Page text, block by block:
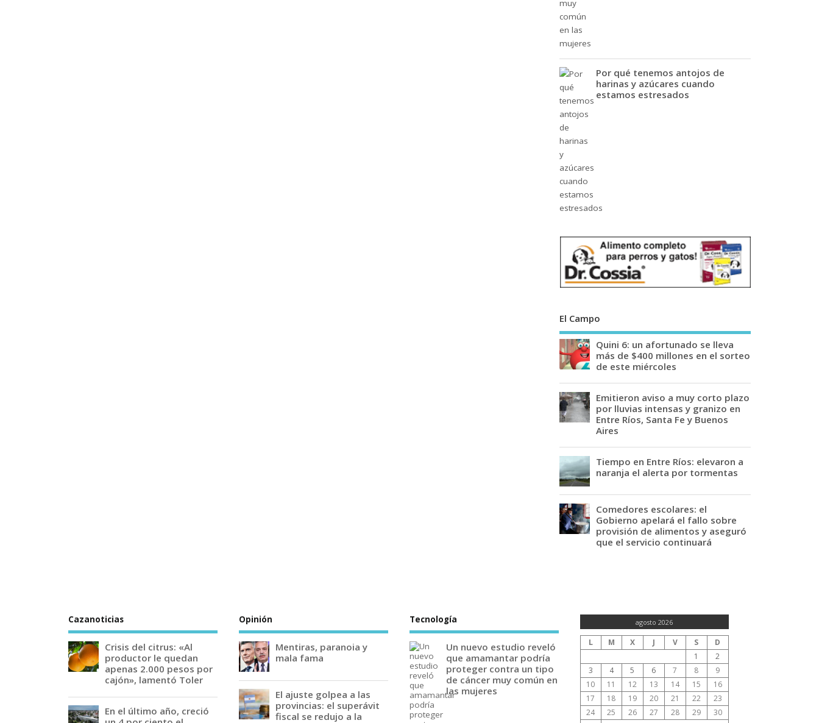
Por qué tenemos antojos de
harinas y azúcares cuando
estamos estresados
El Campo
Quini 6: un afortunado se lleva
más de $400 millones en el sorteo
de este miércoles
Emitieron aviso a muy corto plazo
por lluvias intensas y granizo en
Entre Ríos, Santa Fe y Buenos
Aires
Tiempo en Entre Ríos: elevaron a
naranja el alerta por tormentas
Comedores escolares: el
Gobierno apelará el fallo sobre
provisión de alimentos y aseguró
que el servicio continuará
Cazanoticias
Crisis del citrus: «Al
productor le quedan
apenas 2.000 pesos por
cajón», lamentó Toler
En el último año, creció
Opinión
Mentiras, paranoia y
mala fama
El ajuste golpea a las
provincias: el superávit
fiscal se redujo a la
Tecnología
Un nuevo estudio reveló
que amamantar podría
proteger contra un tipo
de cáncer muy común en
las mujeres
agosto 2026
L M X J V S
D
1
2
3
4 5 6 7 8
9
10
11 12 13 14 15
16
17
18 19 20 21 22
23
24
25 26 27 28 29
30